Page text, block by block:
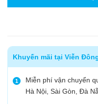
Khuyến mãi tại Viễn
1
Miễn phí vận chuyển
Hà Nội, Sài Gòn, Đà